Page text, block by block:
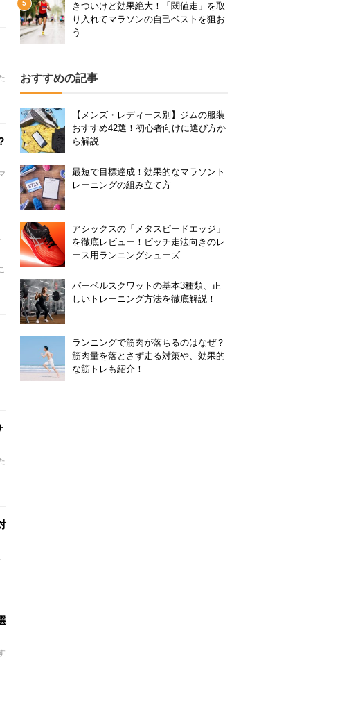
きついけど効果絶大！「閾値走」を取
り入れてマラソンの自己ベストを狙お
う
おすすめの記事
【メンズ・レディース別】ジムの服装
おすすめ42選！初心者向けに選び方か
ら解説
最短で目標達成！効果的なマラソント
レーニングの組み立て方
アシックスの「メタスピードエッジ」
を徹底レビュー！ピッチ走法向きのレ
ース用ランニングシューズ
バーベルスクワットの基本3種類、正
しいトレーニング方法を徹底解説！
ランニングで筋肉が落ちるのはなぜ？
筋肉量を落とさず走る対策や、効果的
な筋トレも紹介！